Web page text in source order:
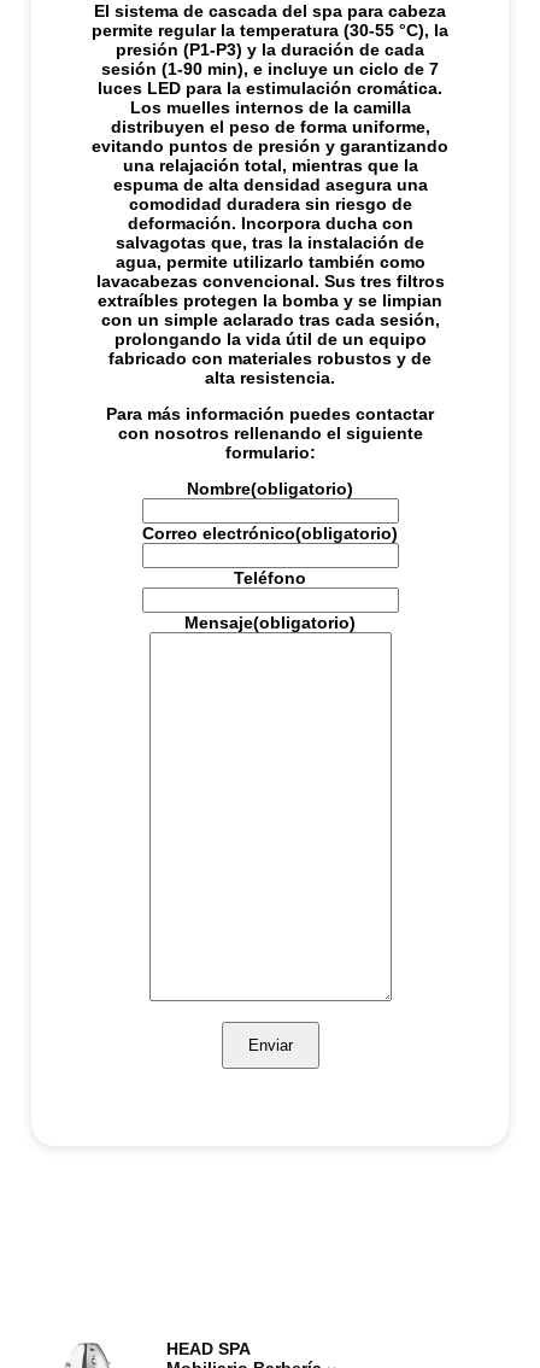
El sistema de cascada del spa para cabeza
permite regular la temperatura (30-55 °C), la
presión (P1-P3) y la duración de cada
sesión (1-90 min), e incluye un ciclo de 7
luces LED para la estimulación cromática.
Los muelles internos de la camilla
distribuyen el peso de forma uniforme,
evitando puntos de presión y garantizando
una relajación total, mientras que la
espuma de alta densidad asegura una
comodidad duradera sin riesgo de
deformación. Incorpora ducha con
salvagotas que, tras la instalación de
agua, permite utilizarlo también como
lavacabezas convencional. Sus tres filtros
extraíbles protegen la bomba y se limpian
con un simple aclarado tras cada sesión,
prolongando la vida útil de un equipo
fabricado con materiales robustos y de
alta resistencia.
Para más información puedes contactar
con nosotros rellenando el siguiente
formulario:
Nombre(obligatorio)
Correo electrónico(obligatorio)
Teléfono
Mensaje(obligatorio)
Enviar
HEAD SPA